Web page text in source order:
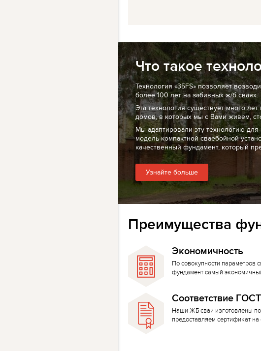
Что такое
Технология «35FS» позволяет
более 100 лет на забивных ж/б сваях.
Эта технология существует много
домов, в которых мы с Вами живем,
Мы адаптировали эту технологию
модель компактной сваебойной
качественный фундамент, который
Узнайте больше
Преимущества
Экономичность
По совокупности параметров
фундамент самый
Соответствие
Наши ЖБ сваи изготовлены
предоставляем сертификат на